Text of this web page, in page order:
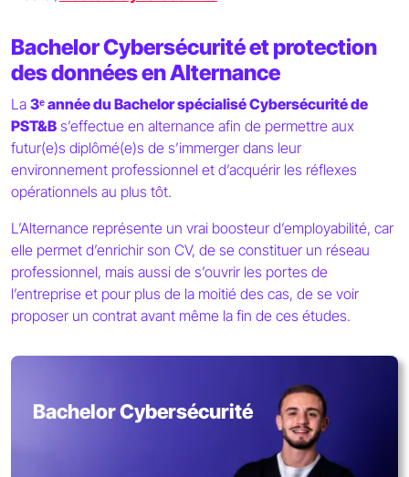
Bachelor Cybersécurité et protection
des données en Alternance
La 3ᵉ année du Bachelor spécialisé Cybersécurité de
PST&B s’effectue en alternance afin de permettre aux
futur(e)s diplômé(e)s de s’immerger dans leur
environnement professionnel et d’acquérir les réflexes
opérationnels au plus tôt.
L’Alternance représente un vrai boosteur d’employabilité, car
elle permet d’enrichir son CV, de se constituer un réseau
professionnel, mais aussi de s’ouvrir les portes de
l’entreprise et pour plus de la moitié des cas, de se voir
proposer un contrat avant même la fin de ces études.
Bachelor Cybersécurité